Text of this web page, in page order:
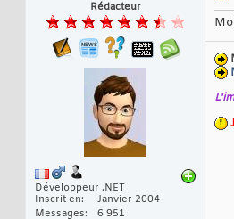
Rédacteur
Développeur .NET
Inscrit en
Janvier 2004
Messages
6 951